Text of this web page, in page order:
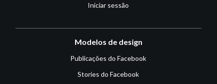
Iniciar sessão
Modelos de design
Publicações do Facebook
Stories do Facebook